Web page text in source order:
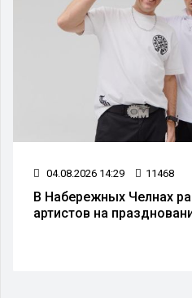
04.08.2026 14:29 11468
В Набережных Челнах
артистов на